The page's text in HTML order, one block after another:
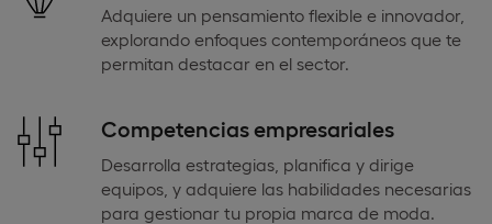
Adquiere un pensamiento flexible e innovador,
explorando enfoques contemporáneos que te
permitan destacar en el sector.
Competencias empresariales
Desarrolla estrategias, planifica y dirige
equipos, y adquiere las habilidades necesarias
para gestionar tu propia marca de moda.